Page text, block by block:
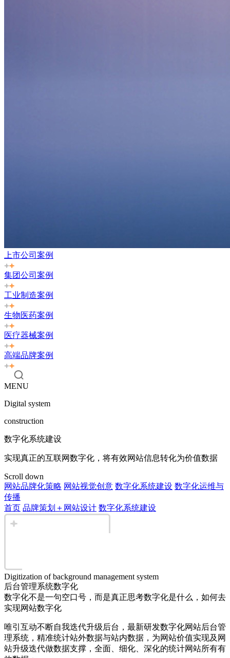
上市公司案例
集团公司案例
工业制造案例
生物医药案例
医疗器械案例
高端品牌案例
MENU
Digital system
construction
数字化系统建设
实现真正的互联网数字化，将有效网站信息转化为价值数据
Scroll down
网站品牌化策略 网站视觉创意 数字化系统建设 数字化运维与
传播
首页 品牌策划＋网站设计 数字化系统建设
Digitization of background management system
后台管理系统数字化
数字化不是一句空口号，而是真正思考数字化是什么，如何去
实现网站数字化
唯引互动不断自我迭代升级后台，最新研发数字化网站后台管
理系统，精准统计站外数据与站内数据，为网站价值实现及网
站升级迭代做数据支撑，全面、细化、深化的统计网站所有有